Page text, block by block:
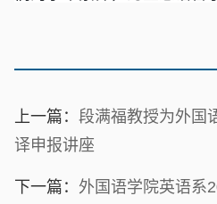
上一篇： 段满福教授为外国
译申报讲座
下一篇： 外国语学院英语系